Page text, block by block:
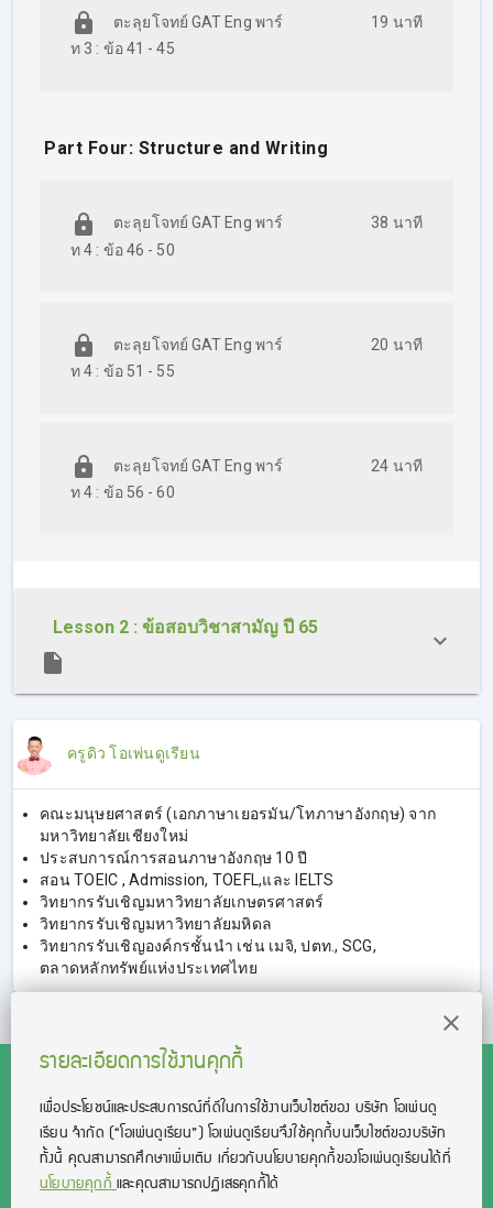
ตะลุยโจทย์ GAT Eng พาร์
ท 3 : ข้อ 41 - 45
19 นาที
Part Four: Structure and Writing
ตะลุยโจทย์ GAT Eng พาร์
ท 4 : ข้อ 46 - 50
38 นาที
ตะลุยโจทย์ GAT Eng พาร์
ท 4 : ข้อ 51 - 55
20 นาที
ตะลุยโจทย์ GAT Eng พาร์
ท 4 : ข้อ 56 - 60
24 นาที
Lesson 2 : ข้อสอบวิชาสามัญ ปี 65
ครูดิว โอเพ่นดูเรียน
คณะมนุษยศาสตร์ (เอกภาษาเยอรมัน/โทภาษาอังกฤษ) จาก
มหาวิทยาลัยเชียงใหม่
ประสบการณ์การสอนภาษาอังกฤษ 10 ปี
สอน TOEIC , Admission, TOEFL,และ IELTS
วิทยากรรับเชิญมหาวิทยาลัยเกษตรศาสตร์
วิทยากรรับเชิญมหาวิทยาลัยมหิดล
วิทยากรรับเชิญองค์กรชั้นนำ เช่น เมจิ, ปตท., SCG,
ตลาดหลักทรัพย์แห่งประเทศไทย
สงวนลิขสิทธิ์โดย บริษัท โอเพ่นดูเรียน จำกัด 2021 ©︎ OpenDurian
Co., Ltd.
TOEIC® and TOEFL® are registered trademarks of Educational Testing
รายละเอียดการใช้งานคุกกี้
เพื่อประโยชน์และประสบการณ์ที่ดีในการใช้งานเว็บไซต์ของ บริษัท โอเพ่นดู
เรียน จํากัด (“โอเพ่นดูเรียน”)โอเพ่นดูเรียนจึงใช้คุกกี้บนเว็บไซต์ของบริษัท
ทั้งนี้ คุณสามารถศึกษาเพิ่มเติม เกี่ยวกับนโยบายคุกกี้ของโอเพ่นดูเรียนได้ที่
นโยบายคุกกี้และคุณสามารถปฏิเสธคุกกี้ได้